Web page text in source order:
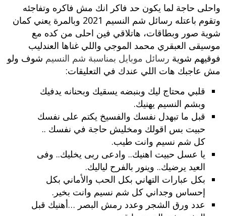
واحلى حاجة لما يكون حد فاكر انك مش فاكره وتفاجئه
وتقوم باعتله رسائل شم النسيم 2021
وبالمرة يعني كمان
شوية صور وبطاقات، هاتلاقي فين احلى من كده مع
موسيقى العبقري محمد الموجي واللي غناها العندليب
فوقيهم شوية رسائل موبايل بمناسبة شم النسيم شوف ولو
مش عاجبك هات اللي عندك في التعليقات:
قلبي محتاج ليك وبنبضه يسقيك وبحنانه يدفيك
وبشم النسيم يهنيك.
قبل ما تبهدل نفسك والفسيخ يكتم على نفسك
حبيت بس اقولك ومخليش حاجة في نفسك ..
كل شم نسيم وانت طيب.
يا عسل حبيت اهنيك.. وادعى ربى يخليك.. وفى
العيد يرضيك.. وينور بالفرح لياليك.
بكل عبارات التهاني بكل الحب والأماني بكل
إحساس وجداني كل شم نسيم وانت بخير.
عدد ورق الشجر وعدد رمش البصر …أهنيك قبل